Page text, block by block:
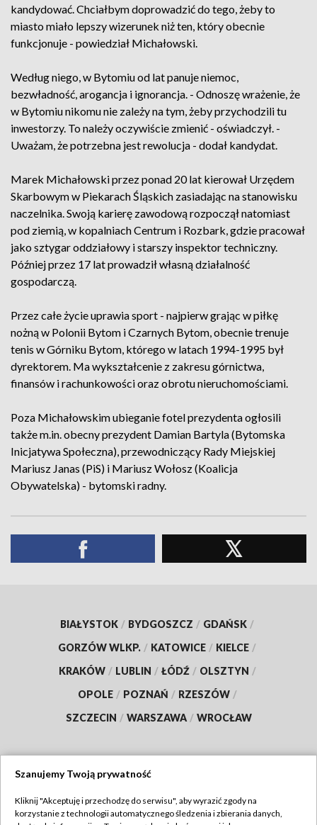
kandydować. Chciałbym doprowadzić do tego, żeby to
miasto miało lepszy wizerunek niż ten, który obecnie
funkcjonuje - powiedział Michałowski.
Według niego, w Bytomiu od lat panuje niemoc,
bezwładność, arogancja i ignorancja. - Odnoszę wrażenie, że
w Bytomiu nikomu nie zależy na tym, żeby przychodzili tu
inwestorzy. To należy oczywiście zmienić - oświadczył. -
Uważam, że potrzebna jest rewolucja - dodał kandydat.
Marek Michałowski przez ponad 20 lat kierował Urzędem
Skarbowym w Piekarach Śląskich zasiadając na stanowisku
naczelnika. Swoją karierę zawodową rozpoczął natomiast
pod ziemią, w kopalniach Centrum i Rozbark, gdzie pracował
jako sztygar oddziałowy i starszy inspektor techniczny.
Później przez 17 lat prowadził własną działalność
gospodarczą.
Przez całe życie uprawia sport - najpierw grając w piłkę
nożną w Polonii Bytom i Czarnych Bytom, obecnie trenuje
tenis w Górniku Bytom, którego w latach 1994-1995 był
dyrektorem. Ma wykształcenie z zakresu górnictwa,
finansów i rachunkowości oraz obrotu nieruchomościami.
Poza Michałowskim ubieganie fotel prezydenta ogłosili
także m.in. obecny prezydent Damian Bartyla (Bytomska
Inicjatywa Społeczna), przewodniczący Rady Miejskiej
Mariusz Janas (PiS) i Mariusz Wołosz (Koalicja
Obywatelska) - bytomski radny.
BIAŁYSTOK / BYDGOSZCZ / GDAŃSK /
GORZÓW WLKP. / KATOWICE / KIELCE /
KRAKÓW / LUBLIN / ŁÓDŹ / OLSZTYN /
OPOLE / POZNAŃ / RZESZÓW /
SZCZECIN / WARSZAWA / WROCŁAW
TVP
Szanujemy Twoją prywatność
Kliknij "Akceptuję i przechodzę do serwisu", aby wyrazić zgody na
korzystanie z technologii automatycznego śledzenia i zbierania danych,